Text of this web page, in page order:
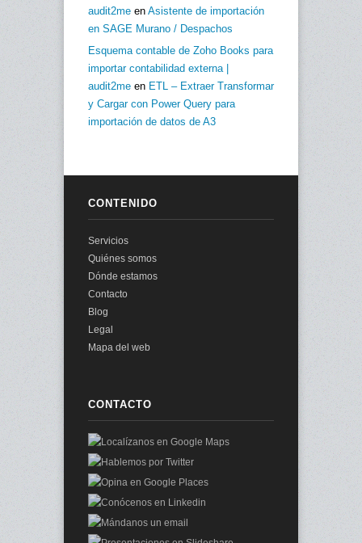
audit2me en Asistente de importación
en SAGE Murano / Despachos
Esquema contable de Zoho Books para
importar contabilidad externa |
audit2me en ETL – Extraer Transformar
y Cargar con Power Query para
importación de datos de A3
CONTENIDO
Servicios
Quiénes somos
Dónde estamos
Contacto
Blog
Legal
Mapa del web
CONTACTO